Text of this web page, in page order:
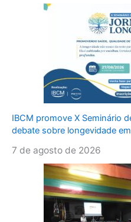
IBCM promove X Seminário
debate sobre longevidade
7 de agosto de 2026